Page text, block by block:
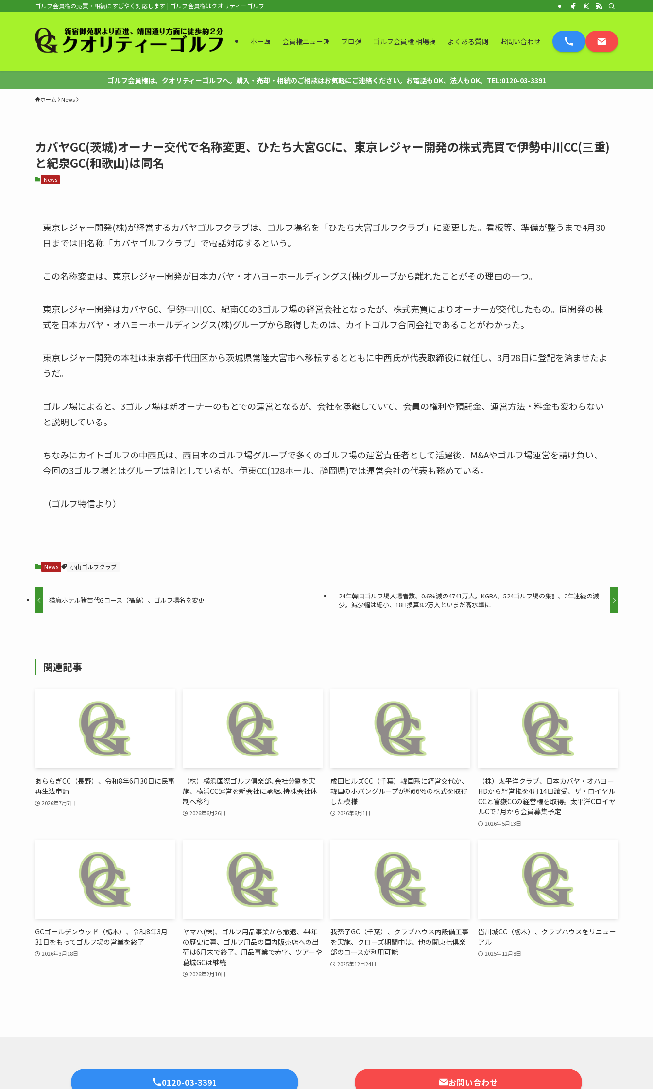
ゴルフ会員権の売買・相続にすばやく対応します | ゴルフ会員権はクオリティーゴルフ
ホーム 会員権ニュース ブログ ゴルフ会員権 相場表 よくある質問 お問い合わせ
ゴルフ会員権は、クオリティーゴルフへ。購入・売却・相続のご相談はお気軽にご連絡ください。お電話もOK、法人もOK。TEL:0120-03-3391
ホーム News
カバヤGC(茨城)オーナー交代で名称変更、ひたち大宮GCに、東京レジャー開発の株式売買で伊勢中川CC(三重)
と紀泉GC(和歌山)は同名
News
東京レジャー開発(株)が経営するカバヤゴルフクラブは、ゴルフ場名を「ひたち大宮ゴルフクラブ」に変更した。看板等、準備が整うまで4月30
日までは旧名称「カバヤゴルフクラブ」で電話対応するという。
この名称変更は、東京レジャー開発が日本カバヤ・オハヨーホールディングス(株)グループから離れたことがその理由の一つ。
東京レジャー開発はカバヤGC、伊勢中川CC、紀南CCの3ゴルフ場の経営会社となったが、株式売買によりオーナーが交代したもの。同開発の株
式を日本カバヤ・オハヨーホールディングス(株)グループから取得したのは、カイトゴルフ合同会社であることがわかった。
東京レジャー開発の本社は東京都千代田区から茨城県常陸大宮市へ移転するとともに中西氏が代表取締役に就任し、3月28日に登記を済ませたよ
うだ。
ゴルフ場によると、3ゴルフ場は新オーナーのもとでの運営となるが、会社を承継していて、会員の権利や預託金、運営方法・料金も変わらない
と説明している。
ちなみにカイトゴルフの中西氏は、西日本のゴルフ場グループで多くのゴルフ場の運営責任者として活躍後、M&Aやゴルフ場運営を請け負い、
今回の3ゴルフ場とはグループは別としているが、伊東CC(128ホール、静岡県)では運営会社の代表も務めている。
（ゴルフ特信より）
News 小山ゴルフクラブ
猫魔ホテル猪苗代Gコース（福島）、ゴルフ場名を変更
24年韓国ゴルフ場入場者数、0.6%減の4741万人。KGBA、524ゴルフ場の集計、2年連続の減
少。減少幅は縮小、18H換算8.2万人といまだ高水準に
関連記事
あららぎCC（長野）、令和8年6月30日に民事
再生法申請
2026年7月7日
（株）横浜国際ゴルフ倶楽部､会社分割を実
施、横浜CC運営を新会社に承継､持株会社体
制へ移行
2026年6月26日
成田ヒルズCC（千葉）韓国系に経営交代か、
韓国のホバングループが約66％の株式を取得
した模様
2026年6月1日
（株）太平洋クラブ、日本カバヤ・オハヨー
HDから経営権を4月14日譲受、ザ・ロイヤル
CCと富嶽CCの経営権を取得。太平洋Cロイヤ
ルCで7月から会員募集予定
2026年5月13日
GCゴールデンウッド（栃木）、令和8年3月
31日をもってゴルフ場の営業を終了
2026年3月18日
ヤマハ(株)、ゴルフ用品事業から撤退、44年
の歴史に幕、ゴルフ用品の国内販売店への出
荷は6月末で終了、用品事業で赤字、ツアーや
葛城GCは継続
2026年2月10日
我孫子GC（千葉）、クラブハウス内設備工事
を実施、クローズ期間中は、他の関東七倶楽
部のコースが利用可能
2025年12月24日
皆川城CC（栃木）、クラブハウスをリニュー
アル
2025年12月8日
0120-03-3391 お問い合わせ